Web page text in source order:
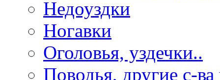
Недоуздки
Ногавки
Оголовья, уздечки..
Поводья, другие с-